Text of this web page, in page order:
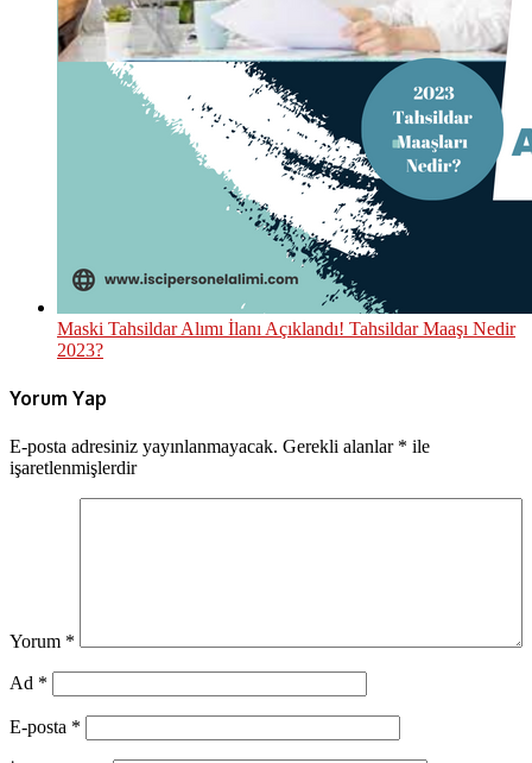
Maski Tahsildar Alımı İlanı Açıklandı! Tahsildar Maaşı Nedir
2023?
Yorum Yap
E-posta adresiniz yayınlanmayacak. Gerekli alanlar * ile
işaretlenmişlerdir
Yorum *
Ad *
E-posta *